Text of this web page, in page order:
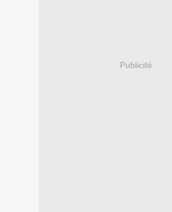
Publicité